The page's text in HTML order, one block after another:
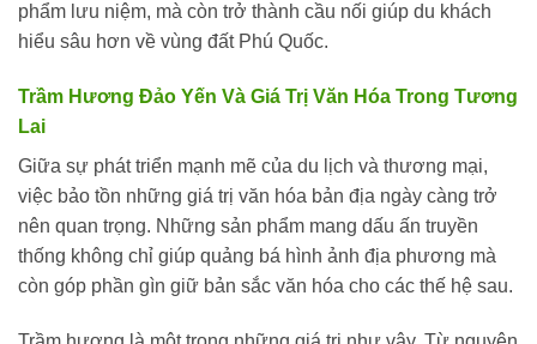
phẩm lưu niệm, mà còn trở thành cầu nối giúp du khách
hiểu sâu hơn về vùng đất Phú Quốc.
Trầm Hương Đảo Yến Và Giá Trị Văn Hóa Trong Tương
Lai
Giữa sự phát triển mạnh mẽ của du lịch và thương mại,
việc bảo tồn những giá trị văn hóa bản địa ngày càng trở
nên quan trọng. Những sản phẩm mang dấu ấn truyền
thống không chỉ giúp quảng bá hình ảnh địa phương mà
còn góp phần gìn giữ bản sắc văn hóa cho các thế hệ sau.